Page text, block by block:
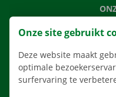
Onze site gebruikt
Deze website maakt
optimale
surfervaring te